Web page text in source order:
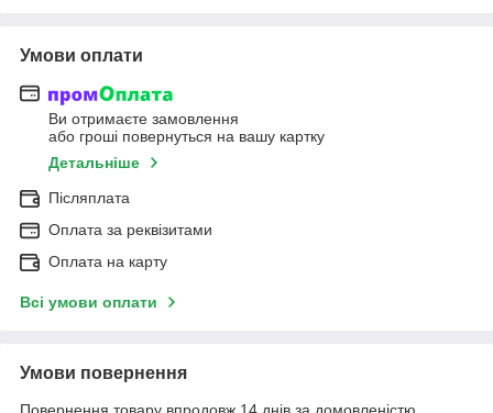
Умови оплати
Ви отримаєте замовлення
або гроші повернуться на вашу картку
Детальніше
Післяплата
Оплата за реквізитами
Оплата на карту
Всі умови оплати
Умови повернення